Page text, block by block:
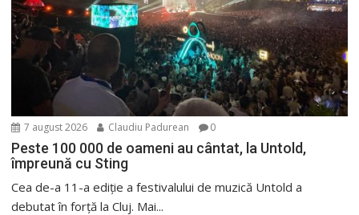
7 august 2026 Claudiu Padurean 0
Peste 100 000 de oameni au cântat, la Untold,
împreună cu Sting
Cea de-a 11-a ediție a festivalului de muzică Untold a
debutat în forță la Cluj. Mai...